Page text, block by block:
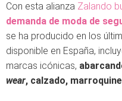
Con esta alianza Zalando
demanda de moda de
se ha producido en los
disponible en España,
marcas icónicas,
wear, calzado,